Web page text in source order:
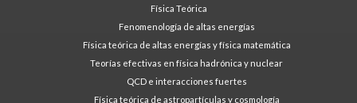
Física Teórica
Fenomenología de altas energías
Física teórica de altas energías y física matemática
Teorías efectivas en física hadrónica y nuclear
QCD e interacciones fuertes
Física teórica de astropartículas y cosmología